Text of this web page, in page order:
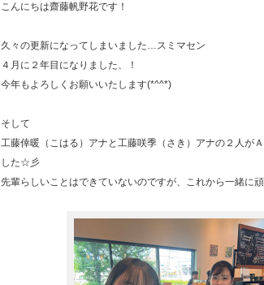
こんにちは齋藤帆野花です！
久々の更新になってしまいました…スミマセン
４月に２年目になりました、！
今年もよろしくお願いいたします(*^^*)
そして
工藤倖暖（こはる）アナと工藤咲季（さき）アナの２人が
した☆彡
先輩らしいことはできていないのですが、これから一緒に